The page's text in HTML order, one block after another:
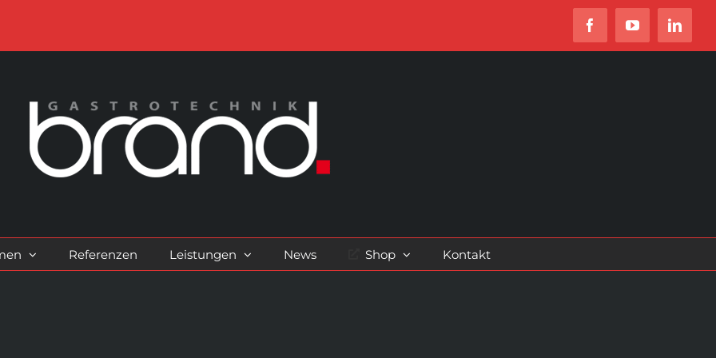
FacebookYouTube
Referenzen Leistungen News Shop Kontakt